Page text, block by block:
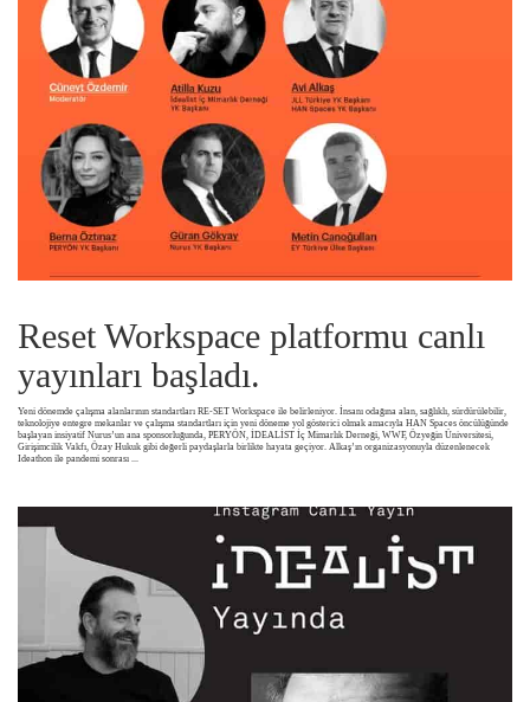
Reset Workspace platformu canlı
yayınları başladı.
Yeni dönemde çalışma alanlarının standartları RE-SET Workspace ile belirleniyor. İnsanı odağına alan, sağlıklı, sürdürülebilir,
teknolojiye entegre mekanlar ve çalışma standartları için yeni döneme yol gösterici olmak amacıyla HAN Spaces öncülüğünde
başlayan insiyatif Nurus’un ana sponsorluğunda, PERYÖN, İDEALİST İç Mimarlık Derneği, WWF, Özyeğin Üniversitesi,
Girişimcilik Vakfı, Özay Hukuk gibi değerli paydaşlarla birlikte hayata geçiyor. Alkaş’ın organizasyonuyla düzenlenecek
Ideathon ile pandemi sonrası ...